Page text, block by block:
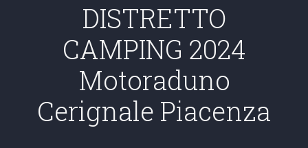
DISTRETTO
CAMPING 2024
Motoraduno
Cerignale Piacenza